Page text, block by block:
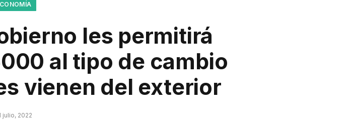
les permitirá
al tipo de cambio
vienen del exterior
julio, 2022